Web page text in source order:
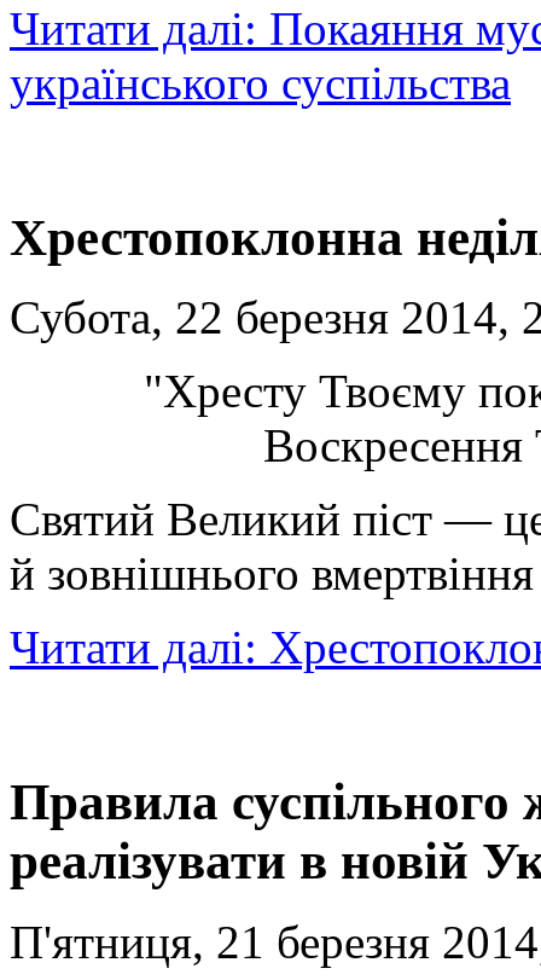
Читати далі: Покаяння
українського суспільства
Хрестопоклонна
Субота, 22 березня 2014,
"Хресту Твоєму
Святий Великий піст —
й зовнішнього
Читати далі:
Правила суспільного
реалізувати в новій
П'ятниця, 21 березня